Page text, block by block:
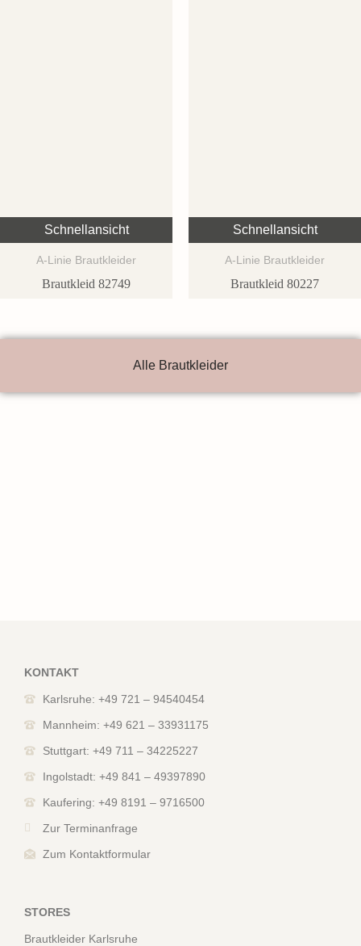
Schnellansicht
A-Linie Brautkleider
Brautkleid 82749
Schnellansicht
A-Linie Brautkleider
Brautkleid 80227
Alle Brautkleider
KONTAKT
Karlsruhe: +49 721 – 94540454
Mannheim: +49 621 – 33931175
Stuttgart: +49 711 – 34225227
Ingolstadt: +49 841 – 49397890
Kaufering: +49 8191 – 9716500
Zur Terminanfrage
Zum Kontaktformular
STORES
Brautkleider Karlsruhe